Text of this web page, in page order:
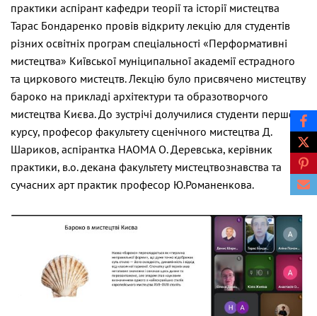
практики аспірант кафедри теорії та історії мистецтва
Тарас Бондаренко провів відкриту лекцію для студентів
різних освітніх програм спеціальності «Перформативні
мистецтва» Київської муніципальної академії естрадного
та циркового мистецтв. Лекцію було присвячено мистецтву
бароко на прикладі архітектури та образотворчого
мистецтва Києва. До зустрічі долучилися студенти першого
курсу, професор факультету сценічного мистецтва Д.
Шариков, аспірантка НАОМА О. Деревська, керівник
практики, в.о. декана факультету мистецтвознавства та
сучасних арт практик професор Ю.Романенкова.